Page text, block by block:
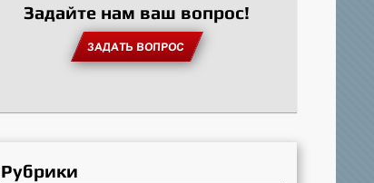
Задайте нам ваш вопрос!
ЗАДАТЬ ВОПРОС
Рубрики